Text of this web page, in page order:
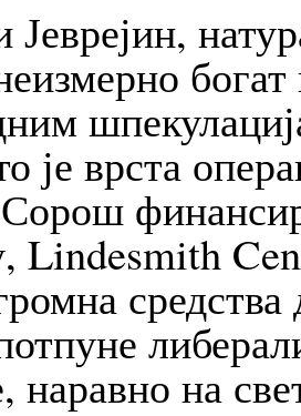
Јеврејин,
је врста
Lin­de­smith
наравно на